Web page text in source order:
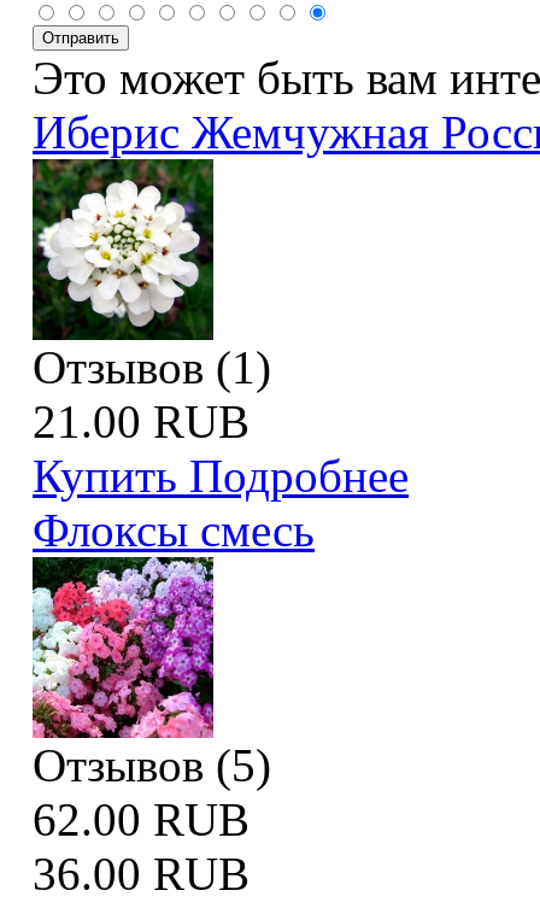
Это может быть вам
Иберис Жемчужная
Отзывов (1)
21.00 RUB
Купить Подробнее
Флоксы смесь
Отзывов (5)
62.00 RUB
36.00 RUB